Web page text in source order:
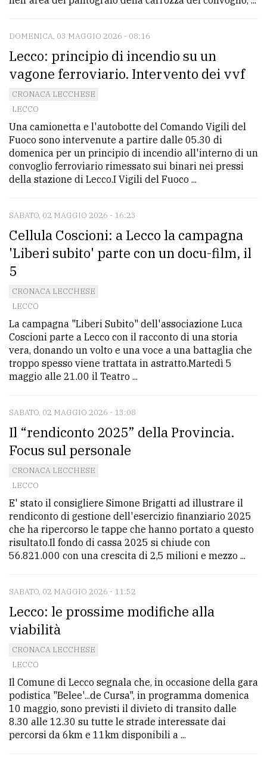
DOMENICA, 03 MAGGIO 2026 - 08:16
Lecco: principio di incendio su un
vagone ferroviario. Intervento dei vvf
CRONACA LECCHESE
LECCO
Una camionetta e l'autobotte del Comando Vigili del
Fuoco sono intervenute a partire dalle 05.30 di
domenica per un principio di incendio all'interno di un
convoglio ferroviario rimessato sui binari nei pressi
della stazione di Lecco.I Vigili del Fuoco ...
SABATO, 02 MAGGIO 2026 - 16:23
Cellula Coscioni: a Lecco la campagna
'Liberi subito' parte con un docu-film, il
5
CRONACA LECCHESE
LECCO
La campagna "Liberi Subito" dell'associazione Luca
Coscioni parte a Lecco con il racconto di una storia
vera, donando un volto e una voce a una battaglia che
troppo spesso viene trattata in astratto.Martedì 5
maggio alle 21.00 il Teatro ...
SABATO, 02 MAGGIO 2026 - 13:08
Il “rendiconto 2025” della Provincia.
Focus sul personale
CRONACA LECCHESE
LECCO
E' stato il consigliere Simone Brigatti ad illustrare il
rendiconto di gestione dell'esercizio finanziario 2025
che ha ripercorso le tappe che hanno portato a questo
risultato.Il fondo di cassa 2025 si chiude con
56.821.000 con una crescita di 2,5 milioni e mezzo ...
SABATO, 02 MAGGIO 2026 - 11:52
Lecco: le prossime modifiche alla
viabilità
CRONACA LECCHESE
LECCO
Il Comune di Lecco segnala che, in occasione della gara
podistica "Belee'...de Cursa", in programma domenica
10 maggio, sono previsti il divieto di transito dalle
8.30 alle 12.30 su tutte le strade interessate dai
percorsi da 6km e 11km disponibili a ...